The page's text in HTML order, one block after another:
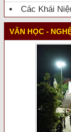
Các Khái
VĂN HỌC -